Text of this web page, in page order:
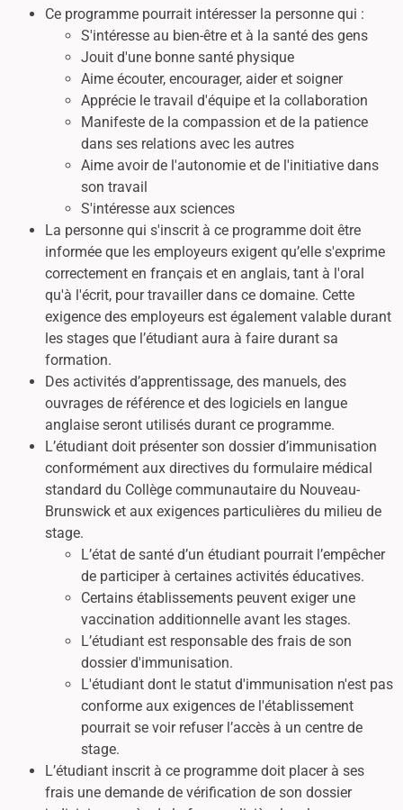
Ce programme pourrait intéresser la personne qui :
S'intéresse au bien-être et à la santé des gens
Jouit d'une bonne santé physique
Aime écouter, encourager, aider et soigner
Apprécie le travail d'équipe et la collaboration
Manifeste de la compassion et de la patience
dans ses relations avec les autres
Aime avoir de l'autonomie et de l'initiative dans
son travail
S'intéresse aux sciences
La personne qui s'inscrit à ce programme doit être
informée que les employeurs exigent qu’elle s'exprime
correctement en français et en anglais, tant à l'oral
qu'à l'écrit, pour travailler dans ce domaine. Cette
exigence des employeurs est également valable durant
les stages que l’étudiant aura à faire durant sa
formation.
Des activités d’apprentissage, des manuels, des
ouvrages de référence et des logiciels en langue
anglaise seront utilisés durant ce programme.
L’étudiant doit présenter son dossier d’immunisation
conformément aux directives du formulaire médical
standard du Collège communautaire du Nouveau-
Brunswick et aux exigences particulières du milieu de
stage.
L’état de santé d’un étudiant pourrait l’empêcher
de participer à certaines activités éducatives.
Certains établissements peuvent exiger une
vaccination additionnelle avant les stages.
L’étudiant est responsable des frais de son
dossier d'immunisation.
L'étudiant dont le statut d'immunisation n'est pas
conforme aux exigences de l'établissement
pourrait se voir refuser l’accès à un centre de
stage.
L’étudiant inscrit à ce programme doit placer à ses
frais une demande de vérification de son dossier